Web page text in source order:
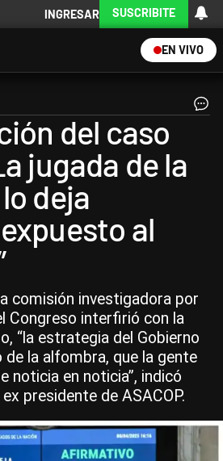
INGRESAR SUSCRIBITE
EN VIVO
del caso
jugada de la
deja
al
comisión investigadora por
Congreso interfirió con la
“la estrategia del Gobierno
de la alfombra, que la gente
noticia en noticia”, indicó
presidente de ASACOP.